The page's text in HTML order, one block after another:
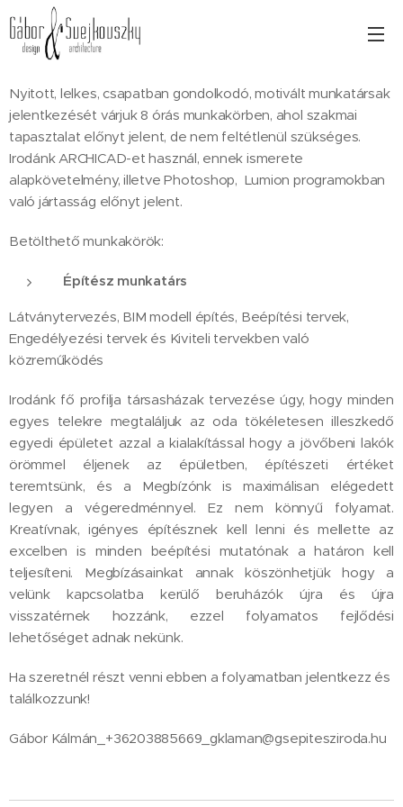
Nyitott, lelkes, csapatban gondolkodó, motivált munkatársak
jelentkezését várjuk 8 órás munkakörben, ahol szakmai
tapasztalat előnyt jelent, de nem feltétlenül szükséges.
Irodánk ARCHICAD-et használ, ennek ismerete
alapkövetelmény, illetve Photoshop, Lumion programokban
való jártasság előnyt jelent.
Betölthető munkakörök:
Építész munkatárs
Látványtervezés, BIM modell építés, Beépítési tervek,
Engedélyezési tervek és Kiviteli tervekben való
közreműködés
Irodánk fő profilja társasházak tervezése úgy, hogy minden
egyes telekre megtaláljuk az oda tökéletesen illeszkedő
egyedi épületet azzal a kialakítással hogy a jövőbeni lakók
örömmel éljenek az épületben, építészeti értéket
teremtsünk, és a Megbízónk is maximálisan elégedett
legyen a végeredménnyel. Ez nem könnyű folyamat.
Kreatívnak, igényes építésznek kell lenni és mellette az
excelben is minden beépítési mutatónak a határon kell
teljesíteni. Megbízásainkat annak köszönhetjük hogy a
velünk kapcsolatba kerülő beruházók újra és újra
visszatérnek hozzánk, ezzel folyamatos fejlődési
lehetőséget adnak nekünk.
Ha szeretnél részt venni ebben a folyamatban jelentkezz és
találkozzunk!
Gábor Kálmán_+36203885669_gklaman@gsepitesziroda.hu